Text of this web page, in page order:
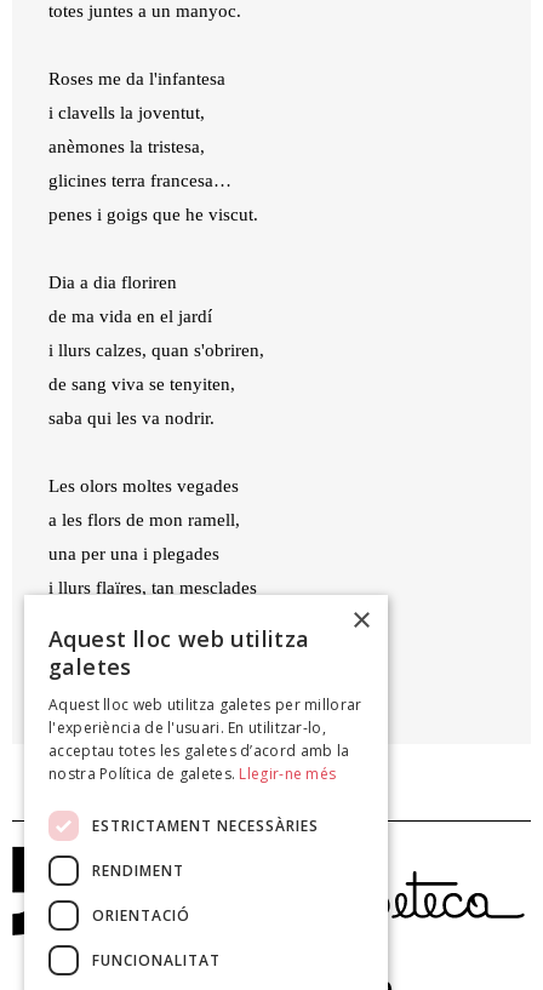
totes juntes a un manyoc.
Roses me da l'infantesa
i clavells la joventut,
anèmones la tristesa,
glicines terra francesa…
penes i goigs que he viscut.
Dia a dia floriren
de ma vida en el jardí
i llurs calzes, quan s'obriren,
de sang viva se tenyiten,
saba qui les va nodrir.
Les olors moltes vegades
a les flors de mon ramell,
una per una i plegades
i llurs flaïres, tan mesclades
Delers i altres poemes,
×
Aquest lloc web utilitza
galetes
Aquest lloc web utilitza galetes per millorar
l'experiència de l'usuari. En utilitzar-lo,
acceptau totes les galetes d’acord amb la
nostra Política de galetes. Llegir-ne més
ESTRICTAMENT NECESSÀRIES
RENDIMENT
ORIENTACIÓ
FUNCIONALITAT